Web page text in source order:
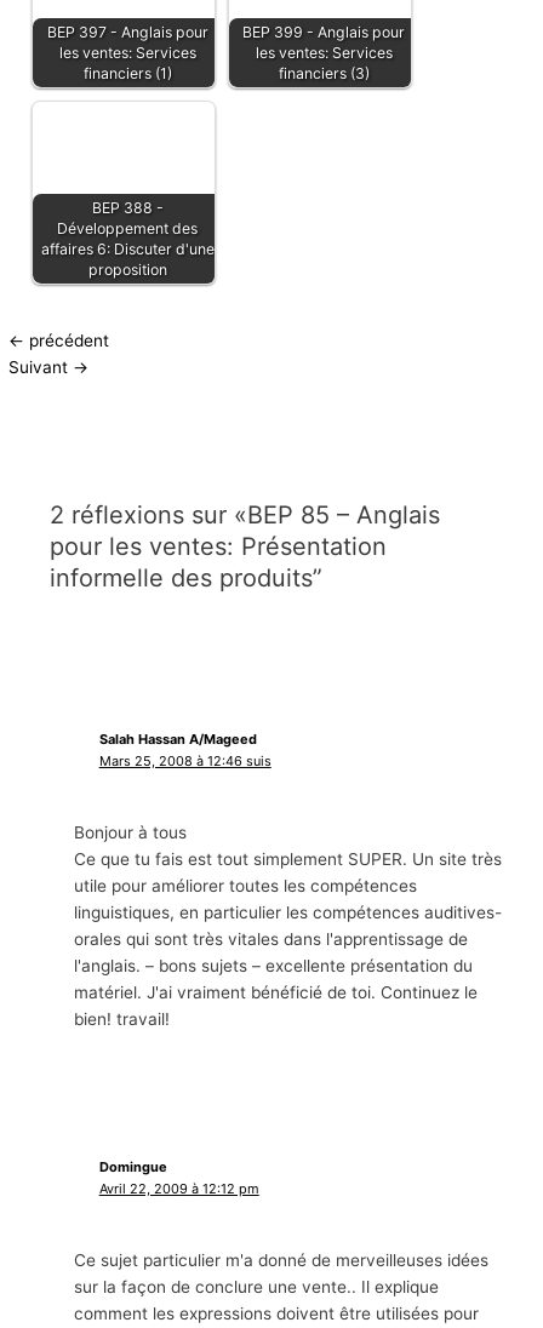
BEP 397 - Anglais pour
les ventes: Services
financiers (1)
BEP 399 - Anglais pour
les ventes: Services
financiers (3)
BEP 388 -
Développement des
affaires 6: Discuter d'une
proposition
← précédent
Suivant →
2 réflexions sur «BEP 85 – Anglais
pour les ventes: Présentation
informelle des produits”
Salah Hassan A/Mageed
Mars 25, 2008 à 12:46 suis
Bonjour à tous
Ce que tu fais est tout simplement SUPER. Un site très
utile pour améliorer toutes les compétences
linguistiques, en particulier les compétences auditives-
orales qui sont très vitales dans l'apprentissage de
l'anglais. – bons sujets – excellente présentation du
matériel. J'ai vraiment bénéficié de toi. Continuez le
bien! travail!
Domingue
Avril 22, 2009 à 12:12 pm
Ce sujet particulier m'a donné de merveilleuses idées
sur la façon de conclure une vente.. Il explique
comment les expressions doivent être utilisées pour